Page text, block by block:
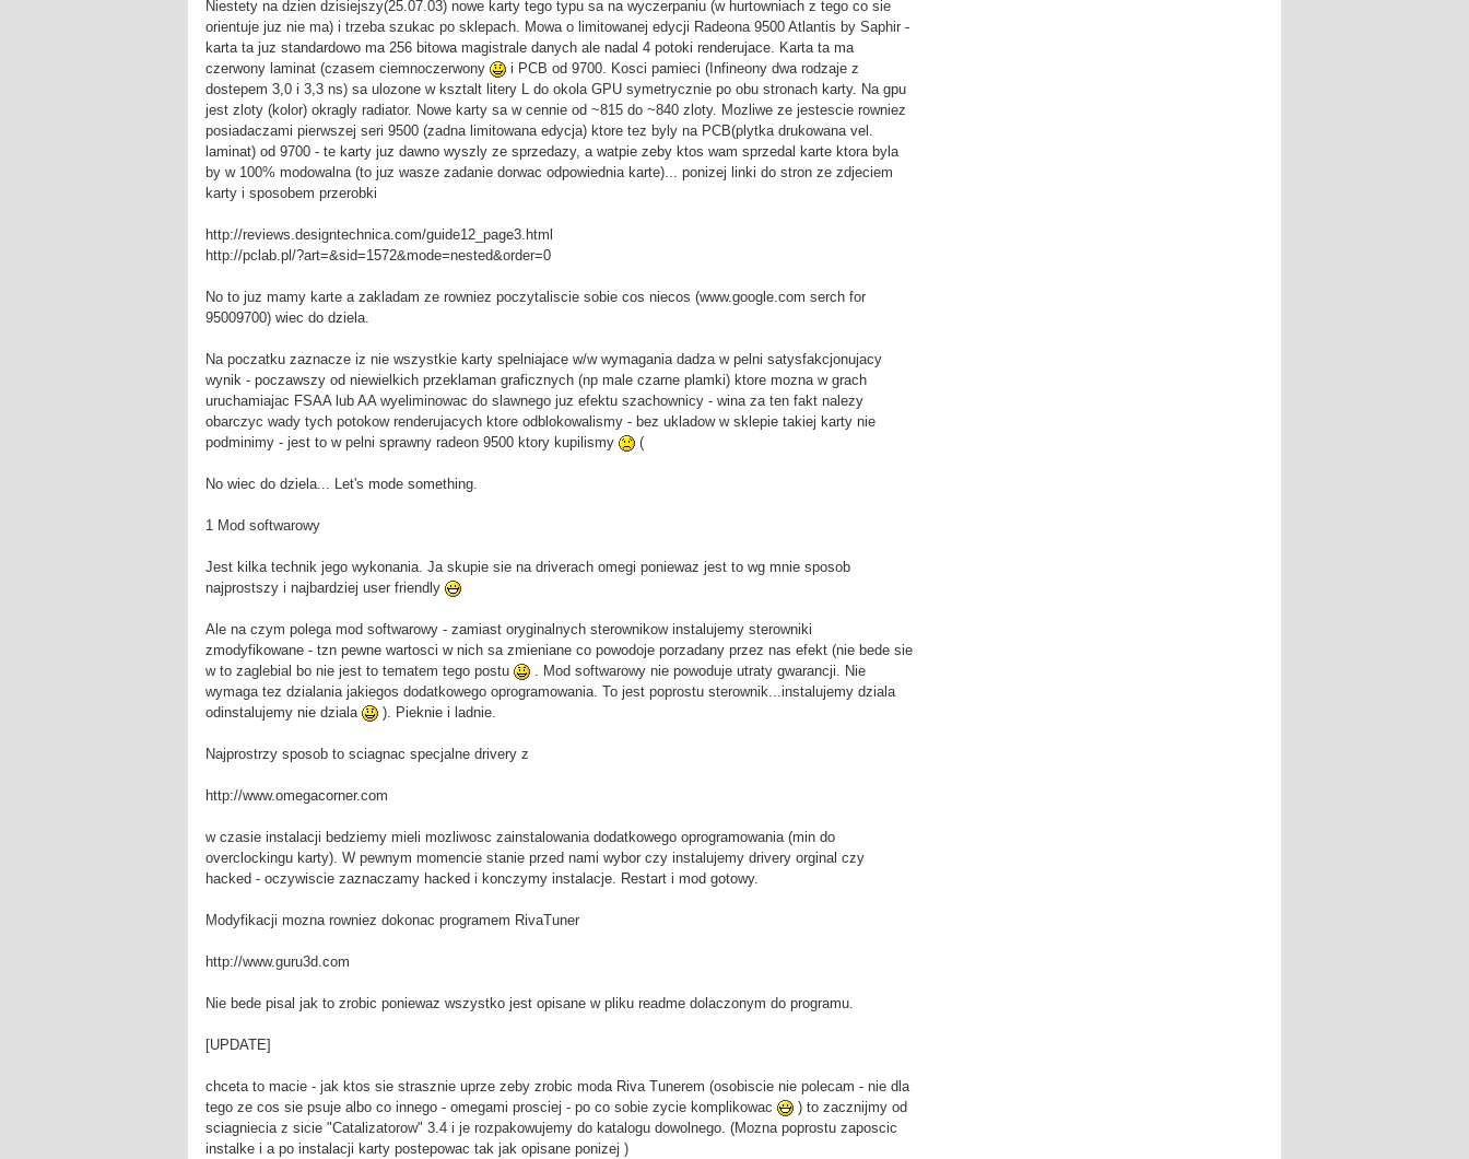
Niestety na dzien dzisiejszy(25.07.03) nowe karty tego typu sa na wyczerpaniu (w hurtowniach z tego co sie
orientuje juz nie ma) i trzeba szukac po sklepach. Mowa o limitowanej edycji Radeona 9500 Atlantis by Saphir -
karta ta juz standardowo ma 256 bitowa magistrale danych ale nadal 4 potoki renderujace. Karta ta ma
czerwony laminat (czasem ciemnoczerwony
i PCB od 9700. Kosci pamieci (Infineony dwa rodzaje z
dostepem 3,0 i 3,3 ns) sa ulozone w ksztalt litery L do okola GPU symetrycznie po obu stronach karty. Na gpu
jest zloty (kolor) okragly radiator. Nowe karty sa w cennie od ~815 do ~840 zloty. Mozliwe ze jestescie rowniez
posiadaczami pierwszej seri 9500 (zadna limitowana edycja) ktore tez byly na PCB(plytka drukowana vel.
laminat) od 9700 - te karty juz dawno wyszly ze sprzedazy, a watpie zeby ktos wam sprzedal karte ktora byla
by w 100% modowalna (to juz wasze zadanie dorwac odpowiednia karte)... ponizej linki do stron ze zdjeciem
karty i sposobem przerobki
http://reviews.designtechnica.com/guide12_page3.html
http://pclab.pl/?art=&sid=1572&mode=nested&order=0
No to juz mamy karte a zakladam ze rowniez poczytaliscie sobie cos niecos (www.google.com serch for
95009700) wiec do dziela.
Na poczatku zaznacze iz nie wszystkie karty spelniajace w/w wymagania dadza w pelni satysfakcjonujacy
wynik - poczawszy od niewielkich przeklaman graficznych (np male czarne plamki) ktore mozna w grach
uruchamiajac FSAA lub AA wyeliminowac do slawnego juz efektu szachownicy - wina za ten fakt nalezy
obarczyc wady tych potokow renderujacych ktore odblokowalismy - bez ukladow w sklepie takiej karty nie
podminimy - jest to w pelni sprawny radeon 9500 ktory kupilismy
(
No wiec do dziela... Let's mode something.
1 Mod softwarowy
Jest kilka technik jego wykonania. Ja skupie sie na driverach omegi poniewaz jest to wg mnie sposob
najprostszy i najbardziej user friendly
Ale na czym polega mod softwarowy - zamiast oryginalnych sterownikow instalujemy sterowniki
zmodyfikowane - tzn pewne wartosci w nich sa zmieniane co powodoje porzadany przez nas efekt (nie bede sie
w to zaglebial bo nie jest to tematem tego postu
. Mod softwarowy nie powoduje utraty gwarancji. Nie
wymaga tez dzialania jakiegos dodatkowego oprogramowania. To jest poprostu sterownik...instalujemy dziala
odinstalujemy nie dziala
). Pieknie i ladnie.
Najprostrzy sposob to sciagnac specjalne drivery z
http://www.omegacorner.com
w czasie instalacji bedziemy mieli mozliwosc zainstalowania dodatkowego oprogramowania (min do
overclockingu karty). W pewnym momencie stanie przed nami wybor czy instalujemy drivery orginal czy
hacked - oczywiscie zaznaczamy hacked i konczymy instalacje. Restart i mod gotowy.
Modyfikacji mozna rowniez dokonac programem RivaTuner
http://www.guru3d.com
Nie bede pisal jak to zrobic poniewaz wszystko jest opisane w pliku readme dolaczonym do programu.
[UPDATE]
chceta to macie - jak ktos sie strasznie uprze zeby zrobic moda Riva Tunerem (osobiscie nie polecam - nie dla
tego ze cos sie psuje albo co innego - omegami prosciej - po co sobie zycie komplikowac
) to zacznijmy od
sciagniecia z sicie "Catalizatorow" 3.4 i je rozpakowujemy do katalogu dowolnego. (Mozna poprostu zaposcic
instalke i a po instalacji karty postepowac tak jak opisane ponizej )